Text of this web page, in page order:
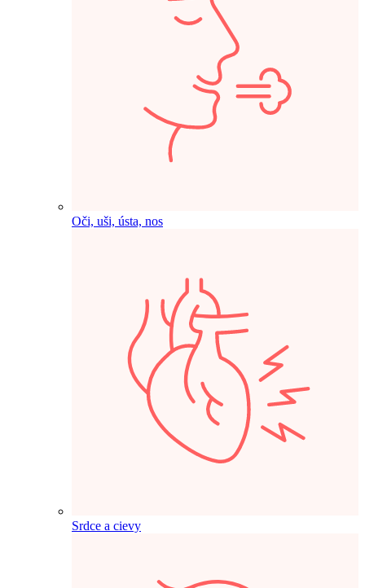
Oči, uši, ústa, nos
Srdce a cievy